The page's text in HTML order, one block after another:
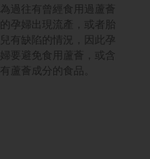
為過往有曾經食用過蘆薈
的孕婦出現流產，或者胎
兒有缺陷的情況，因此孕
婦要避免食用蘆薈，或含
有蘆薈成分的食品。